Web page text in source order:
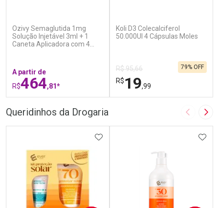
Ozivy Semaglutida 1mg
Solução Injetável 3ml + 1
Caneta Aplicadora com 4
A partir de
R$464,81*
Koli D3 Colecalciferol
50.000UI 4 Cápsulas Moles
R$ 95,66
R$19,99
79% OFF
Queridinhos da Drogaria Imagem
ADICIONAR AOS FAVORITOS